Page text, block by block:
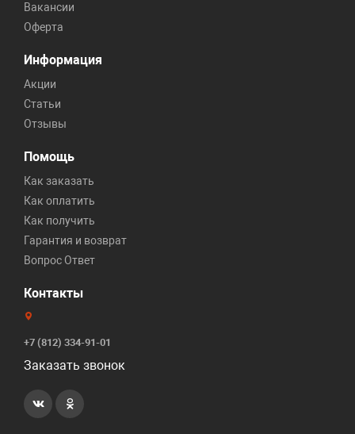
Вакансии
Оферта
Информация
Акции
Статьи
Отзывы
Помощь
Как заказать
Как оплатить
Как получить
Гарантия и возврат
Вопрос Ответ
Контакты
+7 (812) 334-91-01
Заказать звонок